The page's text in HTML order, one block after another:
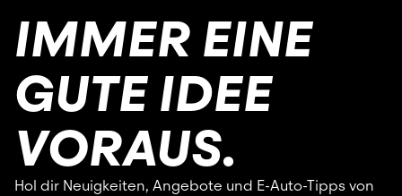
IMMER EINE
GUTE IDEE
VORAUS.
Hol dir Neuigkeiten, Angebote und E-Auto-Tipps von